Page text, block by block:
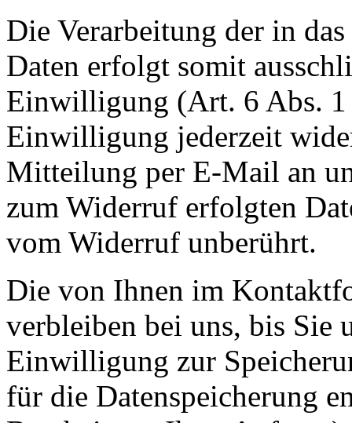
Die Verarbeitung der in
Daten erfolgt somit
Einwilligung (Art. 6 Abs. 1
Einwilligung jederzeit
Mitteilung per E-Mail an
zum Widerruf erfolgten
vom Widerruf unberührt.
Die von Ihnen im
verbleiben bei uns, bis Sie
Einwilligung zur
für die Datenspeicherung